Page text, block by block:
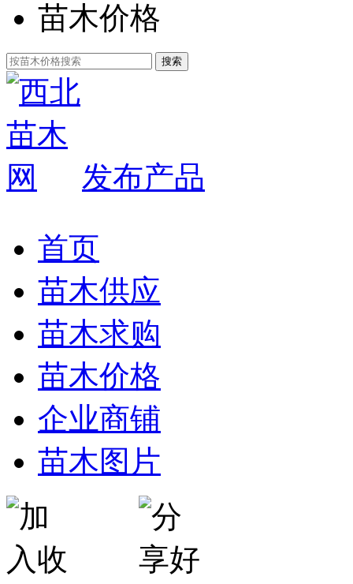
苗木价格
发布产品
首页
苗木供应
苗木求购
苗木价格
企业商铺
苗木图片